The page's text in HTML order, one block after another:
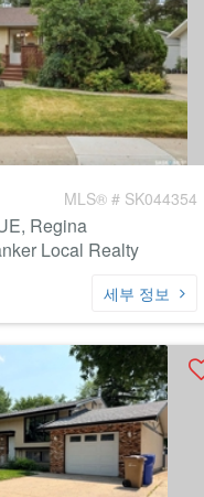
MLS® # SK044354
Regina
Local Realty
세부 정보